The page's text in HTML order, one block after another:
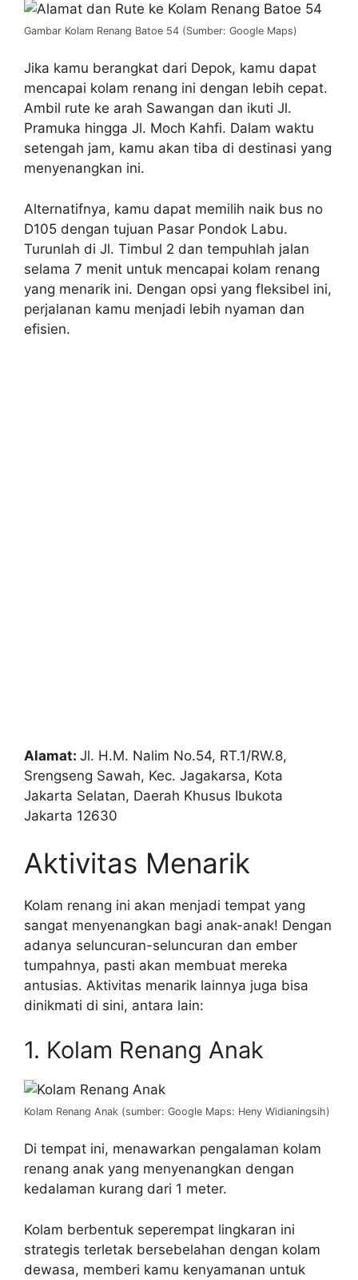
Gambar Kolam Renang Batoe 54 (Sumber: Google Maps)
Jika kamu berangkat dari Depok, kamu dapat
mencapai kolam renang ini dengan lebih cepat.
Ambil rute ke arah Sawangan dan ikuti Jl.
Pramuka hingga Jl. Moch Kahfi. Dalam waktu
setengah jam, kamu akan tiba di destinasi yang
menyenangkan ini.
Alternatifnya, kamu dapat memilih naik bus no
D105 dengan tujuan Pasar Pondok Labu.
Turunlah di Jl. Timbul 2 dan tempuhlah jalan
selama 7 menit untuk mencapai kolam renang
yang menarik ini. Dengan opsi yang fleksibel ini,
perjalanan kamu menjadi lebih nyaman dan
efisien.
Alamat: Jl. H.M. Nalim No.54, RT.1/RW.8,
Srengseng Sawah, Kec. Jagakarsa, Kota
Jakarta Selatan, Daerah Khusus Ibukota
Jakarta 12630
Aktivitas Menarik
Kolam renang ini akan menjadi tempat yang
sangat menyenangkan bagi anak-anak! Dengan
adanya seluncuran-seluncuran dan ember
tumpahnya, pasti akan membuat mereka
antusias. Aktivitas menarik lainnya juga bisa
dinikmati di sini, antara lain:
1. Kolam Renang Anak
Kolam Renang Anak (sumber: Google Maps: Heny Widianingsih)
Di tempat ini, menawarkan pengalaman kolam
renang anak yang menyenangkan dengan
kedalaman kurang dari 1 meter.
Kolam berbentuk seperempat lingkaran ini
strategis terletak bersebelahan dengan kolam
dewasa, memberi kamu kenyamanan untuk